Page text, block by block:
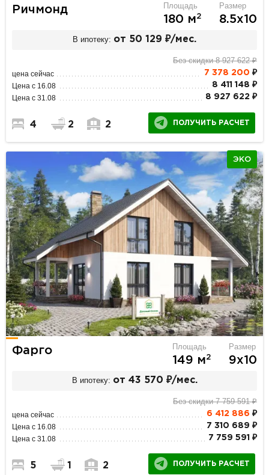
Ричмонд Площадь
180 м2
Размер
8.5х10
В ипотеку: от 50 129 ₽/мес.
Без скидки 8 927 622 ₽
цена сейчас 7 378 200 ₽
Цена с 16.08 8 411 148 ₽
Цена с 31.08 8 927 622 ₽
4 2 2 ПОЛУЧИТЬ РАСЧЕТ
ЭКО
Фарго Площадь
149 м2
Размер
9х10
В ипотеку: от 43 570 ₽/мес.
Без скидки 7 759 591 ₽
цена сейчас 6 412 886 ₽
Цена с 16.08 7 310 689 ₽
Цена с 31.08 7 759 591 ₽
5 1 2 ПОЛУЧИТЬ РАСЧЕТ